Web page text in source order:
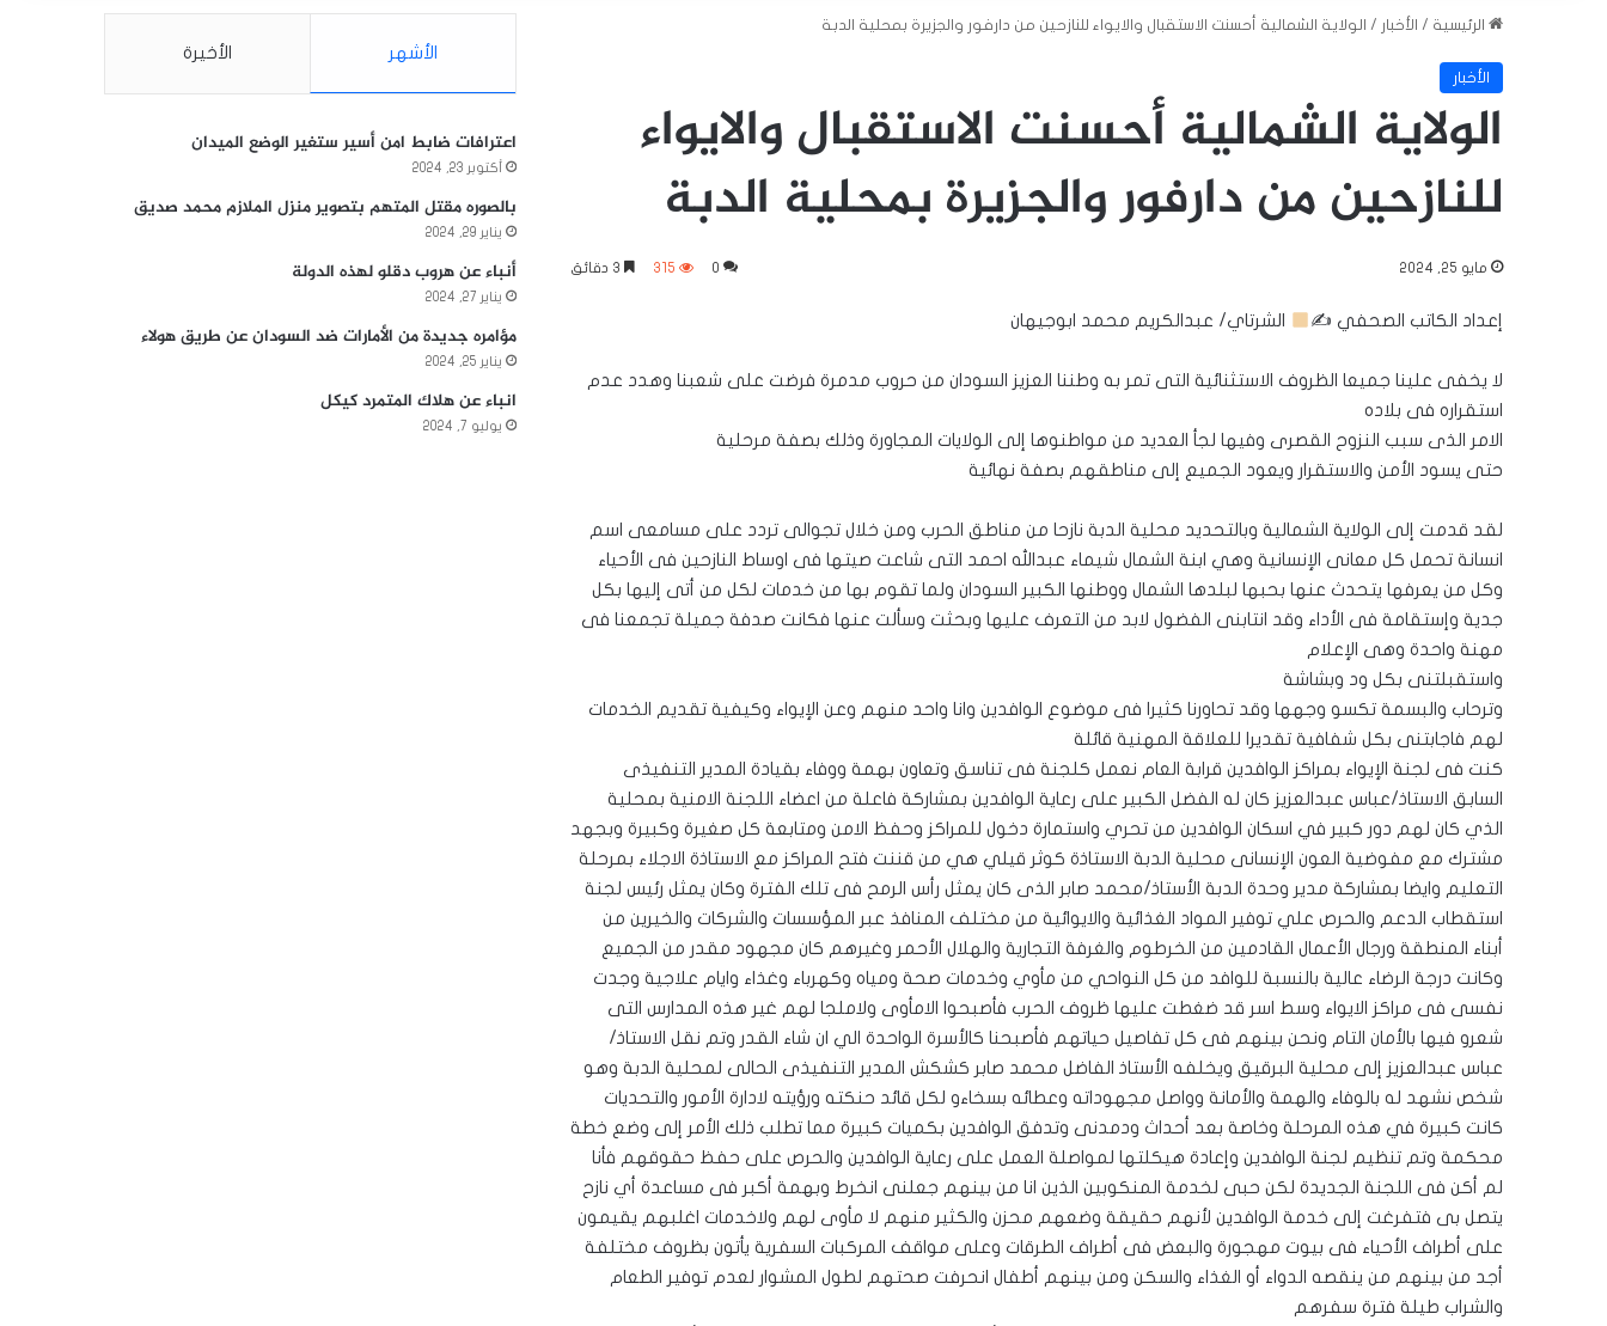
الرئيسية / الأخبار / الولاية الشمالية أحسنت الاستقبال والايواء للنازحين من دارفور والجزيرة بمحلية الدبة
الأخبار
الولاية الشمالية أحسنت الاستقبال والايواء
للنازحين من دارفور والجزيرة بمحلية الدبة
مايو 25, 2024 0
315
إعداد الكاتب الصحفي ✍ الشرتاي/ عبدالكريم محمد ابوجيهان
لا يخفى علينا جميعا الظروف الاستثنائية التى تمر به وطننا العزيز السودان من حروب مدمرة فرضت على شعبنا وهدد عدم
استقراره فى بلاده
الامر الذى سبب النزوح القصرى وفيها لجأ العديد من مواطنوها إلى الولايات المجاورة وذلك بصفة مرحلية
حتى يسود الأمن والاستقرار ويعود الجميع إلى مناطقهم بصفة نهائية
لقد قدمت إلى الولاية الشمالية وبالتحديد محلية الدبة نازحا من مناطق الحرب ومن خلال تجوالى تردد على مسامعى اسم
انسانة تحمل كل معانى الإنسانية وهي ابنة الشمال شيماء عبدالله احمد التى شاعت صيتها فى اوساط النازحين فى الأحياء
وكل من يعرفها يتحدث عنها بحبها لبلدها الشمال ووطنها الكبير السودان ولما تقوم بها من خدمات لكل من أتى إليها بكل
جدية وإستقامة فى الأداء وقد انتابنى الفضول لابد من التعرف عليها وبحثت وسألت عنها فكانت صدفة جميلة تجمعنا فى
مهنة واحدة وهى الإعلام
واستقبلتنى بكل ود وبشاشة
وترحاب والبسمة تكسو وجهها وقد تحاورنا كثيرا فى موضوع الوافدين وانا واحد منهم وعن الإيواء وكيفية تقديم الخدمات
لهم فاجابتنى بكل شفافية تقديرا للعلاقة المهنية قائلة
كنت فى لجنة الإيواء بمراكز الوافدين قرابة العام نعمل كلجنة فى تناسق وتعاون بهمة ووفاء بقيادة المدير التنفيذى
السابق الاستاذ/عباس عبدالعزيز كان له الفضل الكبير على رعاية الوافدين بمشاركة فاعلة من اعضاء اللجنة الامنية بمحلية
الذي كان لهم دور كبير في اسكان الوافدين من تحري واستمارة دخول للمراكز وحفظ الامن ومتابعة كل صغيرة وكبيرة وبجهد
مشترك مع مفوضية العون الإنسانى محلية الدبة الاستاذة كوثر قيلي هي من قننت فتح المراكز مع الاستاذة الاجلاء بمرحلة
التعليم وايضا بمشاركة مدير وحدة الدبة الأستاذ/محمد صابر الذى كان يمثل رأس الرمح فى تلك الفترة وكان يمثل رئيس لجنة
استقطاب الدعم والحرص علي توفير المواد الغذائية والايوائية من مختلف المنافذ عبر المؤسسات والشركات والخيرين من
أبناء المنطقة ورجال الأعمال القادمين من الخرطوم والغرفة التجارية والهلال الأحمر وغيرهم كان مجهود مقدر من الجميع
وكانت درجة الرضاء عالية بالنسبة للوافد من كل النواحي من مأوي وخدمات صحة ومياه وكهرباء وغذاء وايام علاجية وجدت
نفسى فى مراكز الايواء وسط اسر قد ضغطت عليها ظروف الحرب فأصبحوا الامأوى ولاملجا لهم غير هذه المدارس التى
شعرو فيها بالأمان التام ونحن بينهم فى كل تفاصيل حياتهم فأصبحنا كالأسرة الواحدة الي ان شاء القدر وتم نقل الاستاذ/
عباس عبدالعزيز إلى محلية البرقيق ويخلفه الأستاذ الفاضل محمد صابر كشكش المدير التنفيذى الحالى لمحلية الدبة وهو
شخص نشهد له بالوفاء والهمة والأمانة وواصل مجهوداته وعطائه بسخاءو لكل قائد حنكته ورؤيته لادارة الأمور والتحديات
كانت كبيرة في هذه المرحلة وخاصة بعد أحداث ودمدنى وتدفق الوافدين بكميات كبيرة مما تطلب ذلك الأمر إلى وضع خطة
محكمة وتم تنظيم لجنة الوافدين وإعادة هيكلتها لمواصلة العمل على رعاية الوافدين والحرص على حفظ حقوقهم فأنا
لم أكن فى اللجنة الجديدة لكن حبى لخدمة المنكوبين الذين انا من بينهم جعلنى انخرط وبهمة أكبر فى مساعدة أي نازح
يتصل بى فتفرغت إلى خدمة الوافدين لأنهم حقيقة وضعهم محزن والكثير منهم لا مأوى لهم ولاخدمات اغلبهم يقيمون
على أطراف الأحياء فى بيوت مهجورة والبعض فى أطراف الطرقات وعلى مواقف المركبات السفرية يأتون بظروف مختلفة
أجد من بينهم من ينقصه الدواء أو الغذاء والسكن ومن بينهم أطفال انحرفت صحتهم لطول المشوار لعدم توفير الطعام
والشراب طيلة فترة سفرهم
الأشهر الأخيرة
اعترافات ضابط امن أسير ستغير الوضع الميدان
أكتوبر 23, 2024
بالصوره مقتل المتهم بتصوير منزل الملازم محمد صديق
يناير 29, 2024
أنباء عن هروب دقلو لهذه الدولة
يناير 27, 2024
مؤامره جديدة من الأمارات ضد السودان عن طريق هولاء
يناير 25, 2024
انباء عن هلاك المتمرد كيكل
يوليو 7, 2024